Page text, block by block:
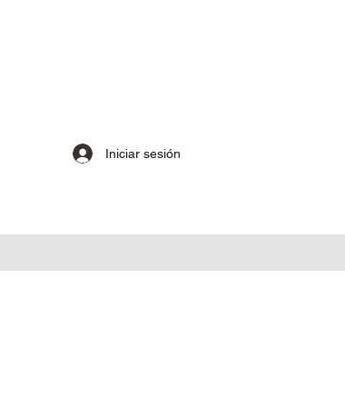
Iniciar sesión